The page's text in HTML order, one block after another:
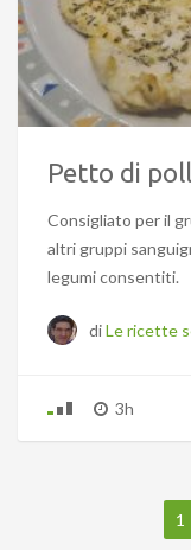
Petto di
Consigliato per il
altri gruppi
legumi consentiti.
diLe ricette
3h
1